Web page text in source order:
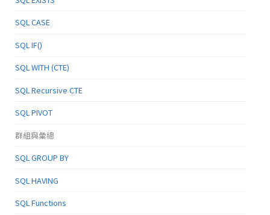
SQL CASE
SQL IF()
SQL WITH (CTE)
SQL Recursive CTE
SQL PIVOT
群組與彙總
SQL GROUP BY
SQL HAVING
SQL Functions